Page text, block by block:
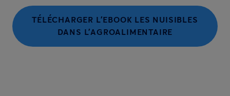
TÉLÉCHARGER L’EBOOK LES NUISIBLES
DANS L’AGROALIMENTAIRE